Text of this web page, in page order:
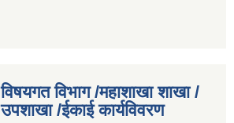
विषयगत विभाग /महाशाखा शाखा /
उपशाखा /ईकाई कार्यविवरण